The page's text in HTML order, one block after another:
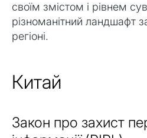
своїм змістом і рівнем
різноманітний ландшафт
регіоні.
Китай
Закон про захист